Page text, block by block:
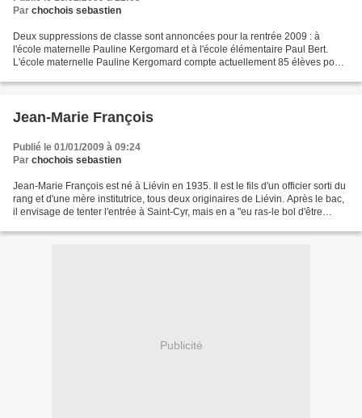
Par chochois sebastien
Deux suppressions de classe sont annoncées pour la rentrée 2009 : à
l'école maternelle Pauline Kergomard et à l'école élémentaire Paul Bert.
L'école maternelle Pauline Kergomard compte actuellement 85 élèves pour
Jean-Marie François
Publié le 01/01/2009 à 09:24
Par chochois sebastien
Jean-Marie François est né à Liévin en 1935. Il est le fils d'un officier sorti du
rang et d'une mère institutrice, tous deux originaires de Liévin. Après le bac,
il envisage de tenter l'entrée à Saint-Cyr, mais en a "eu ras-le bol d'être
Publicité